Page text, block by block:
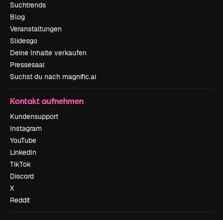
Suchtrends
Blog
Veranstaltungen
Slidesgo
Deine Inhalte verkaufen
Pressesaal
Suchst du nach magnific.ai
Kontakt aufnehmen
Kundensupport
Instagram
YouTube
LinkedIn
TikTok
Discord
X
Reddit